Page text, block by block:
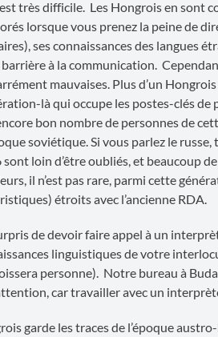
très difficile. Les Hongrois en sont
lorsque vous prenez la peine de
ses connaissances des langues
à la communication.
mauvaises. Plus d’un
là qui occupe les postes-clés
bon nombre de personnes de
soviétique. Si vous parlez le
loin d’être oubliés, et beaucoup
il n’est pas rare, parmi cette
étroits avec l’ancienne RDA.
de devoir faire appel à un
linguistiques de votre
personne). Notre bureau à
car travailler avec un interprète
garde les traces de l’époque